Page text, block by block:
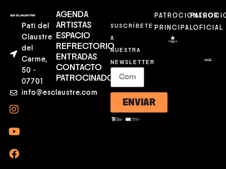
Pati del
Claustre
del
Carme,
50 -
07701
info@esclaustre.com
AGENDA
ARTISTAS
ESPACIO
REFRECTORIO
ENTRADAS
CONTACTO
PATROCINADORES
SUSCRÍBETE
A
NUESTRA
NEWSLETTER
ENVIAR
PATROCIONADOR
PRINCIPALOFICIAL